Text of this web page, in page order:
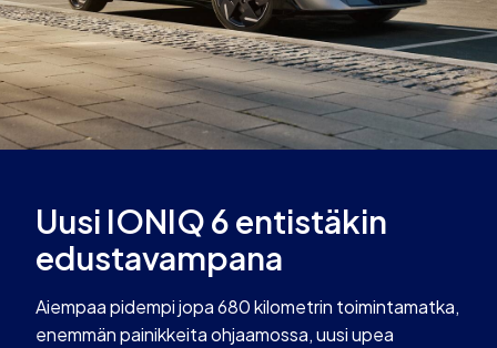
Uusi IONIQ 6 entistäkin
edustavampana
Aiempaa pidempi jopa 680 kilometrin toimintamatka,
enemmän painikkeita ohjaamossa, uusi upea